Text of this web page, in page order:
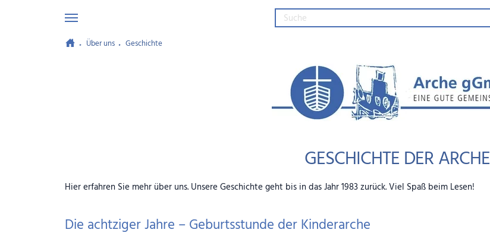
Über uns Geschichte
GESCHICHTE DER ARCHE
Hier erfahren Sie mehr über uns. Unsere Geschichte geht bis in das Jahr 1983 zurück. Viel Spaß beim Lesen!
Die achtziger Jahre – Geburtsstunde der Kinderarche